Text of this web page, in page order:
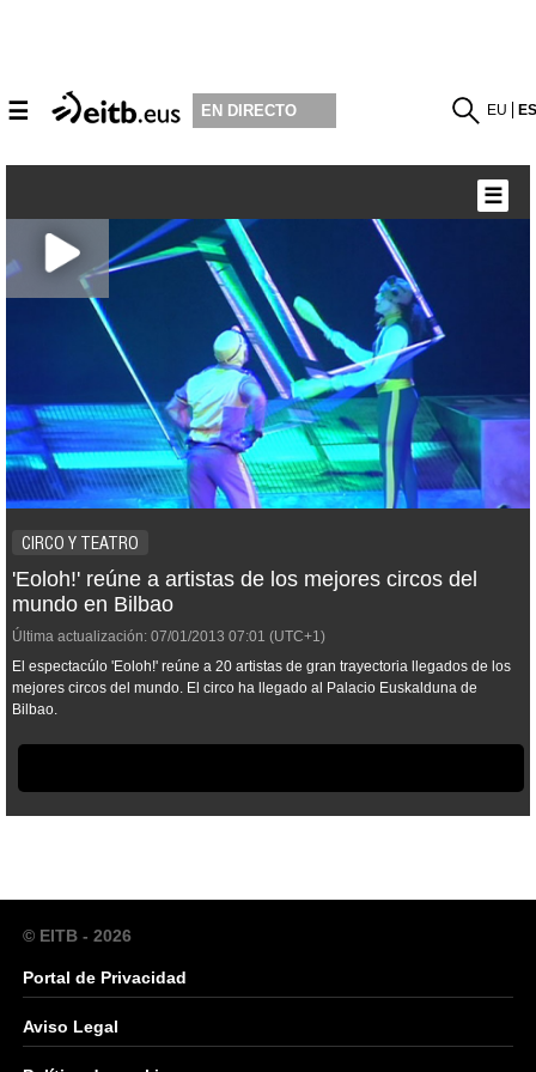
☰ EN DIRECTO EU
CIRCO Y TEATRO
'Eoloh!' reúne a artistas de los mejores circos del
mundo en Bilbao
Última actualización: 07/01/2013 07:01 (UTC+1)
El espectacúlo 'Eoloh!' reúne a 20 artistas de gran trayectoria llegados de los
mejores circos del mundo. El circo ha llegado al Palacio Euskalduna de
Bilbao.
☰
© EITB - 2026
Portal de Privacidad
Aviso Legal